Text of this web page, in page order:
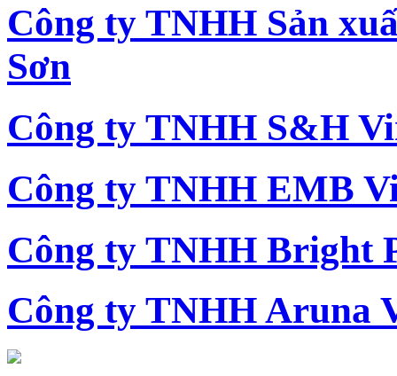
Công ty TNHH Sản
Sơn
Công ty TNHH S&H
Công ty TNHH EMB
Công ty TNHH Bright
Công ty TNHH Aruna